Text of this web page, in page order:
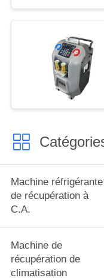
Machine réfrigérante
de récupération à
C.A.
Machine de
récupération de
climatisation